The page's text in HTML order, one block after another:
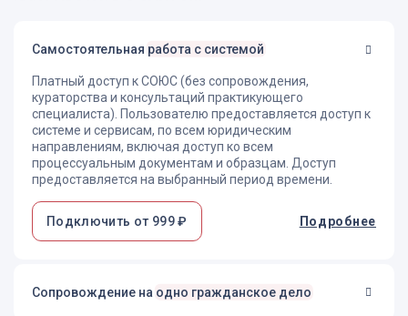
Самостоятельная работа с системой
Платный доступ к СОЮС (без сопровождения,
кураторства и консультаций практикующего
специалиста). Пользователю предоставляется доступ к
системе и сервисам, по всем юридическим
направлениям, включая доступ ко всем
процессуальным документам и образцам. Доступ
предоставляется на выбранный период времени.
Подключить от 999 ₽ Подробнее
Сопровождение на одно гражданское дело